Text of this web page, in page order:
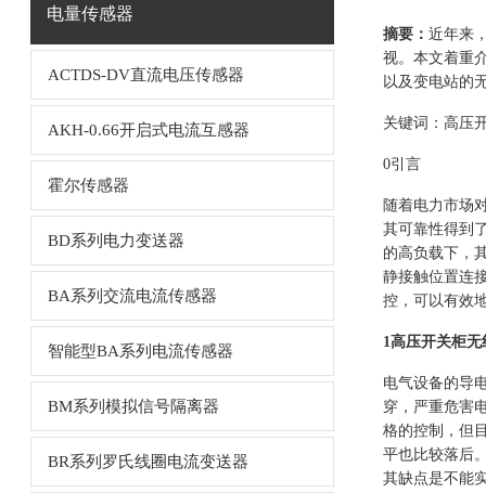
电量传感器
ACTDS-DV直流电压传感器
AKH-0.66开启式电流互感器
霍尔传感器
BD系列电力变送器
BA系列交流电流传感器
智能型BA系列电流传感器
BM系列模拟信号隔离器
BR系列罗氏线圈电流变送器
摘要： 近年来
视。本文着重
以及变电站的
关键词：高压
0引言
随着电力市场
其可靠性得到
的高负载下，
静接触位置连
控，可以有效
1高压开关柜
电气设备的导
穿，严重危害
格的控制，但
平也比较落后
其缺点是不能